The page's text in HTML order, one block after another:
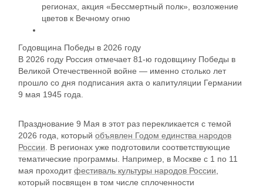
регионах, акция «Бессмертный полк», возложение
цветов к Вечному огню
Годовщина Победы в 2026 году
В 2026 году Россия отмечает 81-ю годовщину Победы в
Великой Отечественной войне — именно столько лет
прошло со дня подписания акта о капитуляции Германии
9 мая 1945 года.
Празднование 9 Мая в этот раз перекликается с темой
2026 года, который объявлен Годом единства народов
России . В регионах уже подготовили соответствующие
тематические программы. Например, в Москве с 1 по 11
мая проходитфестиваль культуры народов России
который посвящен в том числе сплоченности